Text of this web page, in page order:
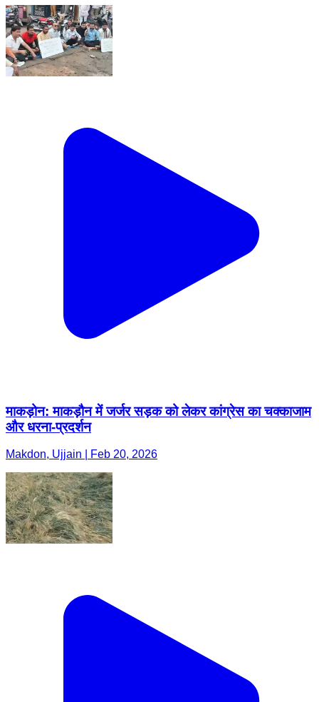
माकड़ोन: माकड़ौन में जर्जर सड़क को लेकर कांग्रेस का चक्काजाम
और धरना-प्रदर्शन
Makdon, Ujjain | Feb 20, 2026